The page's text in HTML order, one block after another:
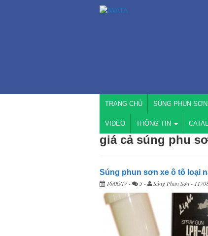
TRANG CHỦ SÚNG PHUN SƠN
VIDEO THÔNG TIN
giá cả súng phu
16/06/17- 5 - Súng Phun Sơn-